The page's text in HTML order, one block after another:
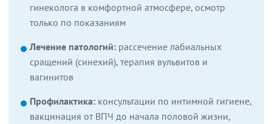
гинеколога в комфортной атмосфере, осмотр
только по показаниям
Лечение патологий: рассечение лабиальных
сращений (синехий), терапия вульвитов и
вагинитов
Профилактика: консультации по интимной гигиене,
вакцинация от ВПЧ до начала половой жизни,